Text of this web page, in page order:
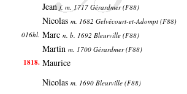
Jean f. m. 1717 Gérardmer (F88)
Nicolas m. 1682 Gelvécourt-et-Adompt (F88)
016hl. Marc n. b. 1692 Bleurville (F88)
Martin m. 1700 Gérardmer (F88)
1818. Maurice
Nicolas m. 1690 Bleurville (F88)